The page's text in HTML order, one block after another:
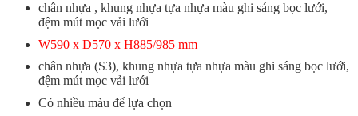
chân nhựa , khung nhựa tựa nhựa màu ghi sáng bọc lưới,
đệm mút mọc vải lưới
W590 x D570 x H885/985 mm
chân nhựa (S3), khung nhựa tựa nhựa màu ghi sáng bọc lưới,
đệm mút mọc vải lưới
Có nhiều màu để lựa chọn